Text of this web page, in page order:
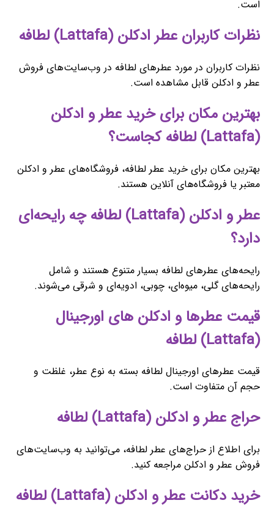
است.
نظرات کاربران عطر ادکلن (Lattafa) لطافه
نظرات کاربران در مورد عطرهای لطافه در وب‌سایت‌های فروش
عطر و ادکلن قابل مشاهده است.
بهترین مکان برای خرید عطر و ادکلن
(Lattafa) لطافه کجاست؟
بهترین مکان برای خرید عطر لطافه، فروشگاه‌های عطر و ادکلن
معتبر یا فروشگاه‌های آنلاین هستند.
عطر و ادکلن (Lattafa) لطافه چه رایحه‌ای
دارد؟
رایحه‌های عطرهای لطافه بسیار متنوع هستند و شامل
رایحه‌های گلی، میوه‌ای، چوبی، ادویه‌ای و شرقی می‌شوند.
قیمت عطرها و ادکلن های اورجینال
(Lattafa) لطافه
قیمت عطرهای اورجینال لطافه بسته به نوع عطر، غلظت و
حجم آن متفاوت است.
حراج عطر و ادکلن (Lattafa) لطافه
برای اطلاع از حراج‌های عطر لطافه، می‌توانید به وب‌سایت‌های
فروش عطر و ادکلن مراجعه کنید.
خرید دکانت عطر و ادکلن (Lattafa) لطافه